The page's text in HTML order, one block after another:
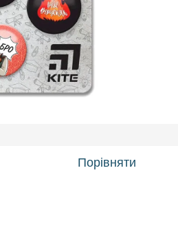
Порівняти